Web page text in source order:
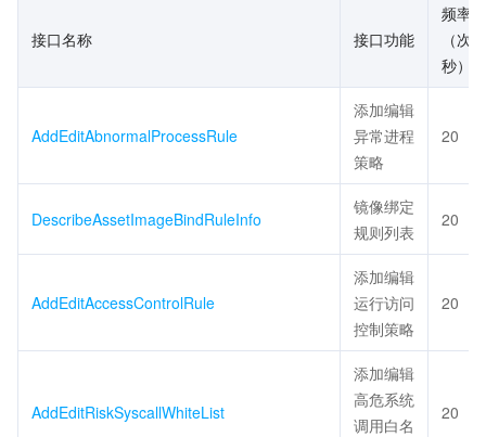
接口名称 接口功能
频率
（次/
秒）
AddEditAbnormalProcessRule
添加编辑
异常进程
策略
20
DescribeAssetImageBindRuleInfo
镜像绑定
规则列表
20
AddEditAccessControlRule
添加编辑
运行访问
控制策略
20
AddEditRiskSyscallWhiteList
添加编辑
高危系统
调用白名
20